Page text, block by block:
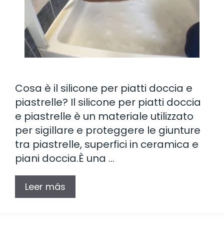
Cosa è il silicone per piatti doccia e
piastrelle? Il silicone per piatti doccia
e piastrelle è un materiale utilizzato
per sigillare e proteggere le giunture
tra piastrelle, superfici in ceramica e
piani doccia.È una …
Leer más